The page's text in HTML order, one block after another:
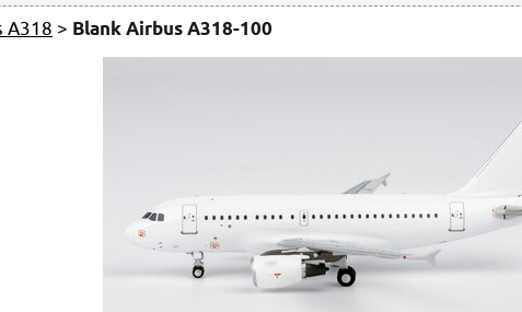
A318 > Blank Airbus A318-100